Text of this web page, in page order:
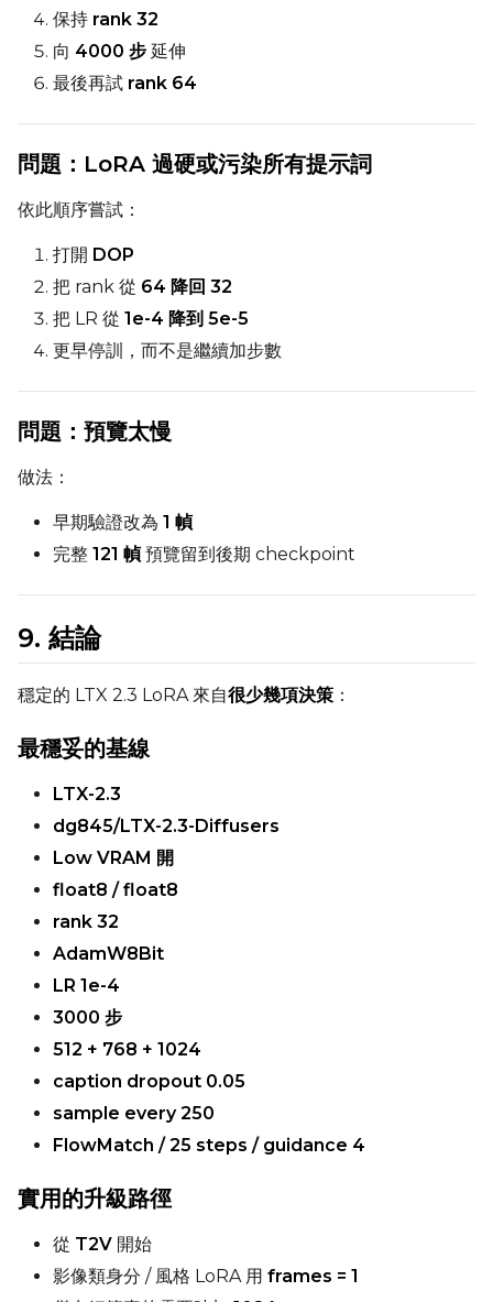
保持 rank 32
向 4000 步 延伸
最後再試 rank 64
問題：LoRA 過硬或污染所有提示詞
依此順序嘗試：
打開 DOP
把 rank 從 64 降回 32
把 LR 從 1e-4 降到 5e-5
更早停訓，而不是繼續加步數
問題：預覽太慢
做法：
早期驗證改為 1 幀
完整 121 幀預覽留到後期 checkpoint
9. 結論
穩定的 LTX 2.3 LoRA 來自很少幾項決策 ：
最穩妥的基線
LTX-2.3
dg845/LTX-2.3-Diffusers
Low VRAM 開
float8 / float8
rank 32
AdamW8Bit
LR 1e-4
3000 步
512 + 768 + 1024
caption dropout 0.05
sample every 250
FlowMatch / 25 steps / guidance 4
實用的升級路徑
從 T2V 開始
影像類身分 / 風格 LoRA 用 frames = 1